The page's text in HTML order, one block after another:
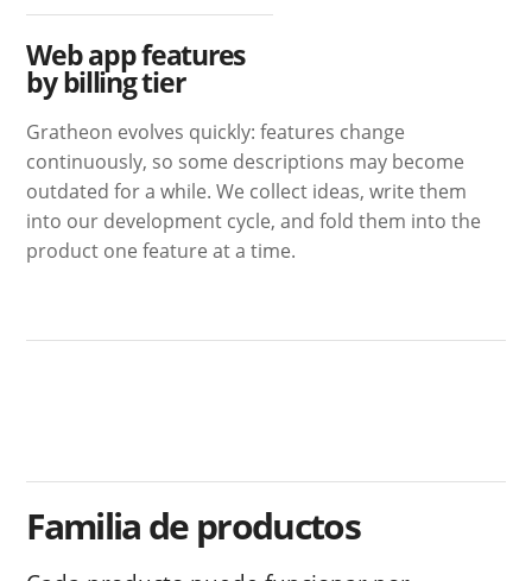
Web app features
by billing tier
Gratheon evolves quickly: features change
continuously, so some descriptions may become
outdated for a while. We collect ideas, write them
into our development cycle, and fold them into the
product one feature at a time.
Familia de productos